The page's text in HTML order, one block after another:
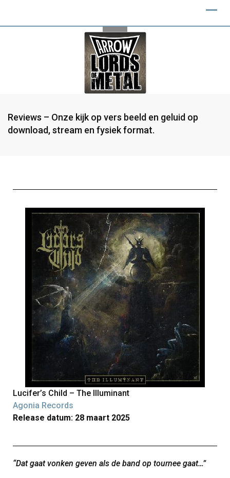
Reviews – Onze kijk op vers beeld en geluid op
download, stream en fysiek format.
Lucifer’s Child – The Illuminant
Agonia Records
Release datum: 28 maart 2025
“Dat gaat vonken geven als de band op tournee gaat…”